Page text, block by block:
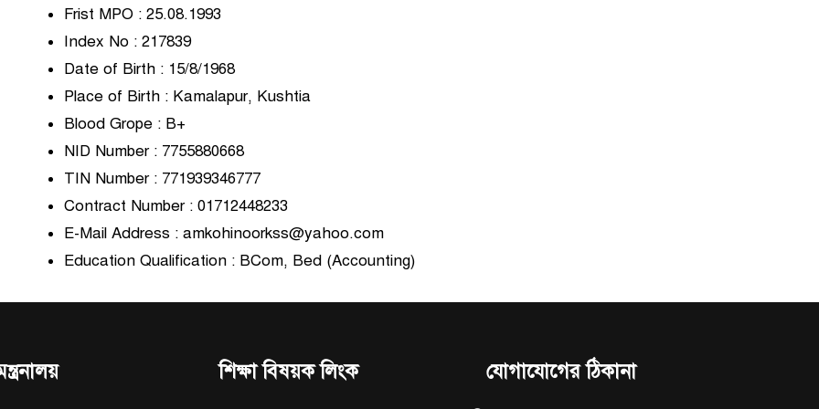
Frist MPO : 25.08.1993
Index No : 217839
Date of Birth : 15/8/1968
Place of Birth : Kamalapur, Kushtia
Blood Grope : B+
NID Number : 7755880668
TIN Number : 771939346777
Contract Number : 01712448233
E-Mail Address : amkohinoorkss@yahoo.com
Education Qualification : BCom, Bed (Accounting)
শিক্ষা বিষয়ক লিংক যোগাযোগের ঠিকানা